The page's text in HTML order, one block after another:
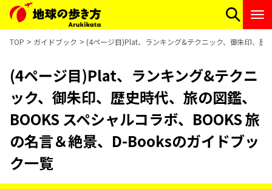
TOP ガイドブック (4ページ目)Plat、ランキング&テクニック、御朱印、歴
(4ページ目)Plat、ランキング&テクニ
ック、御朱印、歴史時代、旅の図鑑、
BOOKS スペシャルコラボ、BOOKS 旅
の名言＆絶景、D-Booksのガイドブッ
ク一覧